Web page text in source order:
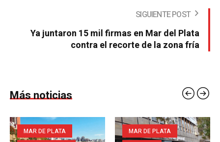
SIGUIENTE POST
Ya juntaron 15 mil firmas en Mar del Plata
contra el recorte de la zona fría
Más noticias
MAR DE PLATA
MAR DE PLATA